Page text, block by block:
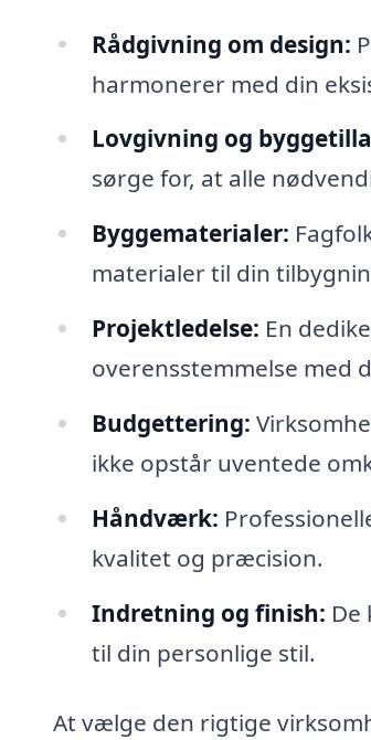
Rådgivning om design:
harmonerer med din
Lovgivning og
sørge for, at alle
Byggematerialer:
materialer til din
Projektledelse: En
overensstemmelse med
Budgettering:
ikke opstår uventede
Håndværk:
kvalitet og præcision.
Indretning og finish:
til din personlige stil.
At vælge den rigtige